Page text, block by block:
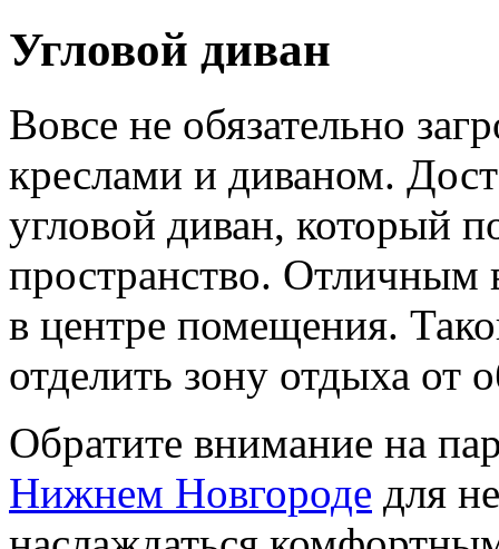
Угловой диван
Вовсе не обязательно
креслами и диваном.
угловой диван, который
пространство. Отличным
в центре помещения.
отделить зону отдыха от
Обратите внимание на
Нижнем Новгороде для